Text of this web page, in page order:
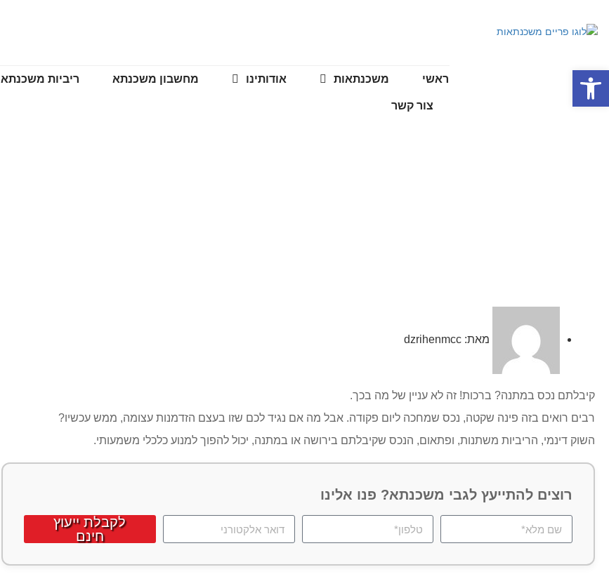
ראשי משכנתאות אודותינו מחשבון משכנתא ריביות משכנתא
צור קשר
מאת: dzrihenmcc
קיבלתם נכס במתנה? ברכות! זה לא עניין של מה בכך.
רבים רואים בזה פינה שקטה, נכס שמחכה ליום פקודה. אבל מה אם נגיד לכם שזו בעצם הזדמנות עצומה, ממש עכשיו?
השוק דינמי, הריביות משתנות, ופתאום, הנכס שקיבלתם בירושה או במתנה, יכול להפוך למנוע כלכלי משמעותי.
רוצים להתייעץ לגבי משכנתא? פנו אלינו
לקבלת ייעוץ
חינם
פתח סרגל נגישות